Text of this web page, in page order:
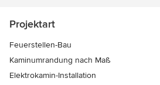
Projektart
Feuerstellen-Bau
Kaminumrandung nach Maß
Elektrokamin-Installation